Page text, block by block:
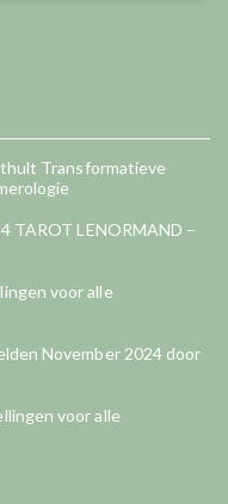
Transformatieve
TAROT LENORMAND –
voor alle
November 2024 door
voor alle